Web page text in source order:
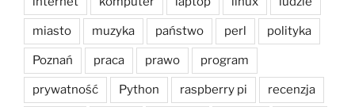
miasto muzyka państwo perl polityka
Poznań praca prawo program
prywatność Python raspberry pi recenzja